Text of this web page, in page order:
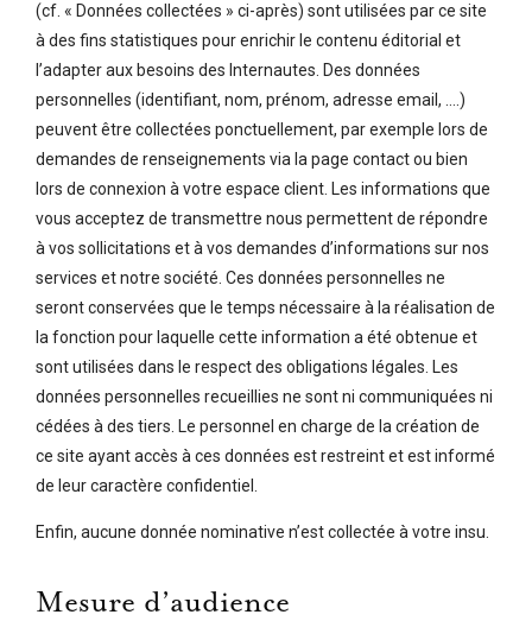
(cf. « Données collectées » ci-après) sont utilisées par ce site
à des fins statistiques pour enrichir le contenu éditorial et
l’adapter aux besoins des Internautes. Des données
personnelles (identifiant, nom, prénom, adresse email, ….)
peuvent être collectées ponctuellement, par exemple lors de
demandes de renseignements via la page contact ou bien
lors de connexion à votre espace client. Les informations que
vous acceptez de transmettre nous permettent de répondre
à vos sollicitations et à vos demandes d’informations sur nos
services et notre société. Ces données personnelles ne
seront conservées que le temps nécessaire à la réalisation de
la fonction pour laquelle cette information a été obtenue et
sont utilisées dans le respect des obligations légales. Les
données personnelles recueillies ne sont ni communiquées ni
cédées à des tiers. Le personnel en charge de la création de
ce site ayant accès à ces données est restreint et est informé
de leur caractère confidentiel.
Enfin, aucune donnée nominative n’est collectée à votre insu.
Mesure d’audience